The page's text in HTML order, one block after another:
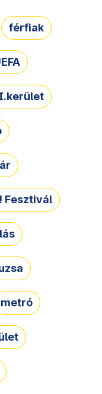
férfiak
Fesztivál
metró